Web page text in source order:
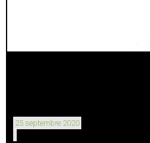
25 septembre 2020